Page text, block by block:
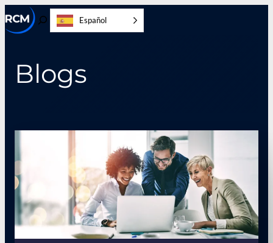
al
contenido
Activar/desactivar
Español
Blogs